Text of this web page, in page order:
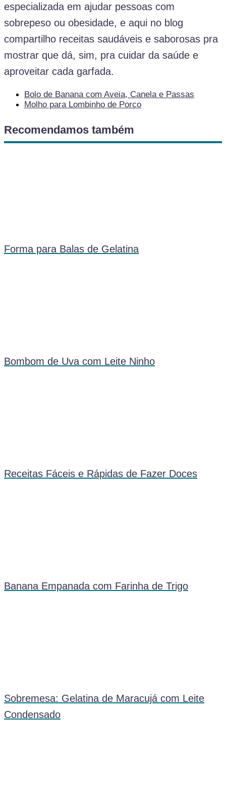
especializada em ajudar pessoas com
sobrepeso ou obesidade, e aqui no blog
compartilho receitas saudáveis e saborosas pra
mostrar que dá, sim, pra cuidar da saúde e
aproveitar cada garfada.
Bolo de Banana com Aveia, Canela e Passas
Molho para Lombinho de Porco
Recomendamos também
Forma para Balas de Gelatina
Bombom de Uva com Leite Ninho
Receitas Fáceis e Rápidas de Fazer Doces
Banana Empanada com Farinha de Trigo
Sobremesa: Gelatina de Maracujá com Leite
Condensado